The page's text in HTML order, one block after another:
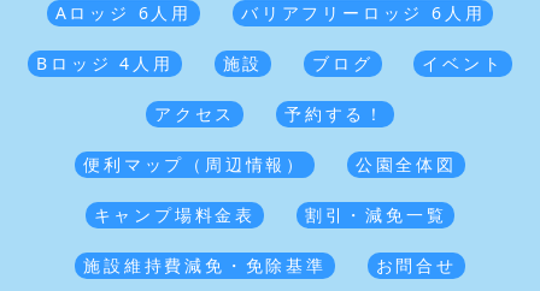
Aロッジ 6人用 バリアフリーロッジ 6人用
Bロッジ 4人用 施設 ブログ イベント
アクセス 予約する！
便利マップ（周辺情報） 公園全体図
キャンプ場料金表 割引・減免一覧
施設維持費減免・免除基準 お問合せ